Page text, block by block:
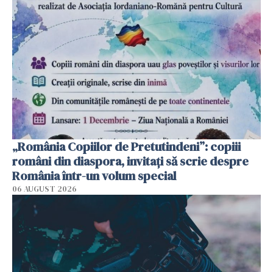
„România Copiilor de Pretutindeni”: copiii
români din diaspora, invitați să scrie despre
România într-un volum special
06 AUGUST 2026